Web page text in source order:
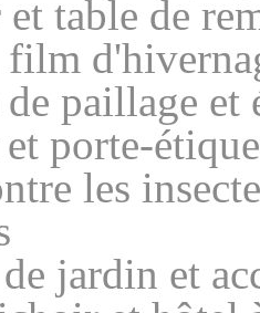
table de
paillage et
porte-
les
jardin et